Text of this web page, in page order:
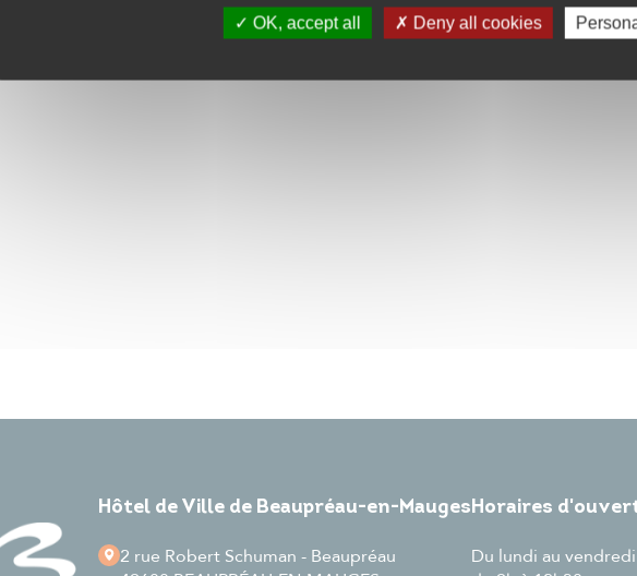
Hôtel de Ville de Beaupréau-en-Mauges
2 rue Robert Schuman - Beaupréau
Horaires
Du lundi au vendredi
OK, accept all Deny all cookies